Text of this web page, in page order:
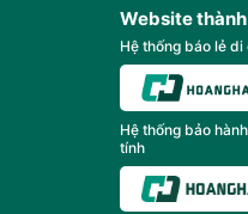
Website
Hệ thống báo lẻ
Hệ thống bảo
tính